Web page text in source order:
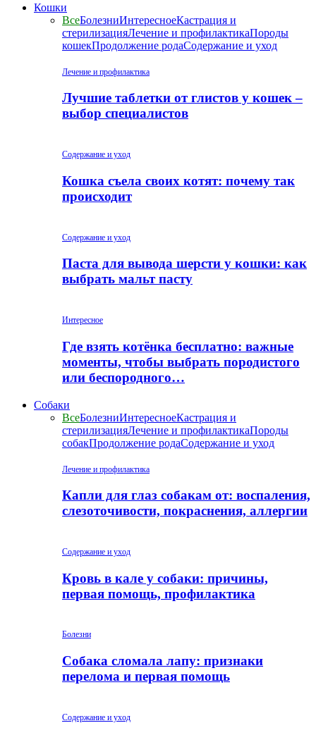
Кошки
ВсеБолезниИнтересноеКастрация и
стерилизацияЛечение и профилактикаПороды
кошекПродолжение родаСодержание и уход
Лечение и профилактика
Лучшие таблетки от глистов у кошек –
выбор специалистов
Содержание и уход
Кошка съела своих котят: почему так
происходит
Содержание и уход
Паста для вывода шерсти у кошки: как
выбрать мальт пасту
Интересное
Где взять котёнка бесплатно: важные
моменты, чтобы выбрать породистого
или беспородного…
Собаки
ВсеБолезниИнтересноеКастрация и
стерилизацияЛечение и профилактикаПороды
собакПродолжение родаСодержание и уход
Лечение и профилактика
Капли для глаз собакам от: воспаления,
слезоточивости, покраснения, аллергии
Содержание и уход
Кровь в кале у собаки: причины,
первая помощь, профилактика
Болезни
Собака сломала лапу: признаки
перелома и первая помощь
Содержание и уход